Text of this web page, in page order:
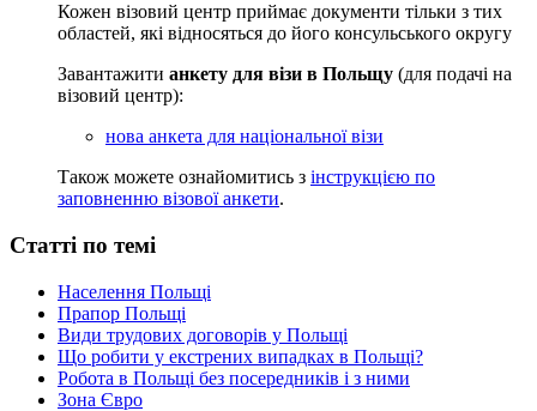
Кожен візовий центр приймає документи тільки з тих
областей, які відносяться до його консульського округу
Завантажити анкету для візи в Польщу (для подачі на
візовий центр):
нова анкета для національної візи
Також можете ознайомитись з інструкцією по
заповненню візової анкети.
Статті по темі
Населення Польщі
Прапор Польщі
Види трудових договорів у Польщі
Що робити у екстрених випадках в Польщі?
Робота в Польщі без посередників і з ними
Зона Євро